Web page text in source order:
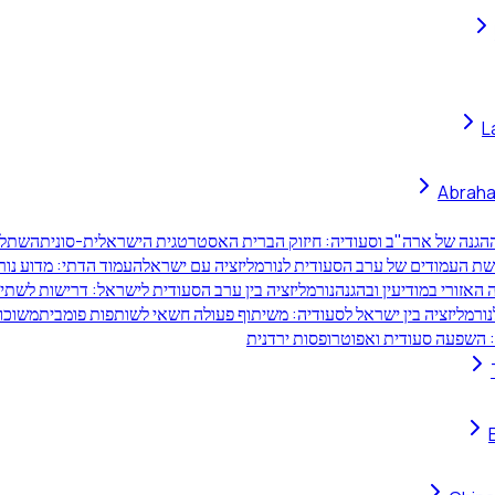
של ארה"ב וסעודיה: חיזוק הברית האסטרטגית הישראלית-סונית
העמודים של ערב הסעודית לנורמליזציה עם ישראלהעמוד הדתי: מדוע
במודיעין ובהגנהנורמליזציה בין ערב הסעודית לישראל: דרישות
נורמליזציה בין ישראל לסעודיה: משיתוף פעולה חשאי לשותפות פומבית
סעודית ואפוטרופסות ירדנית